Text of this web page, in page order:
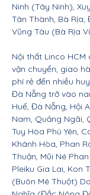
Ninh (Tây Ninh),
Tân Thành, Bà
Vũng Tàu (Bà Rịa
Nội thất Linco
vận chuyển, giao
phí rẻ đến nhiều
Đà Nẵng trở vào
Huế, Đà Nẵng, Hội
Nam, Quảng Ngãi,
Tuy Hòa Phú Yên,
Khánh Hòa, Phan
Thuận, Mũi Né
Pleiku Gia Lai, Kon
(Buôn Mê Thuột)